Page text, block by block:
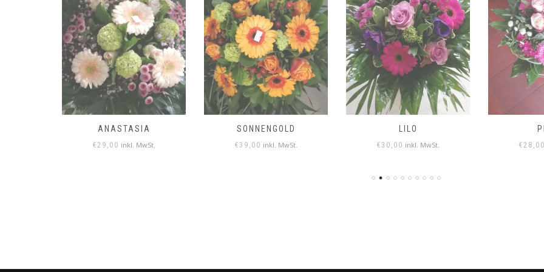
ANASTASIA
€29,00 inkl. MwSt.
SONNENGOLD
€39,00 inkl. MwSt.
LILO
€30,00 inkl. MwSt. €28,00